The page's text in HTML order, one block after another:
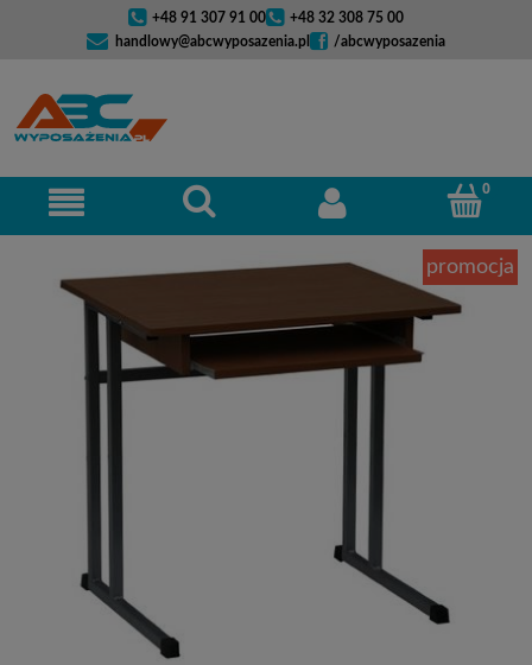
+48 91 307 91 00
+48 32 308 75 00
handlowy@abcwyposazenia.pl
/abcwyposazenia
promocja